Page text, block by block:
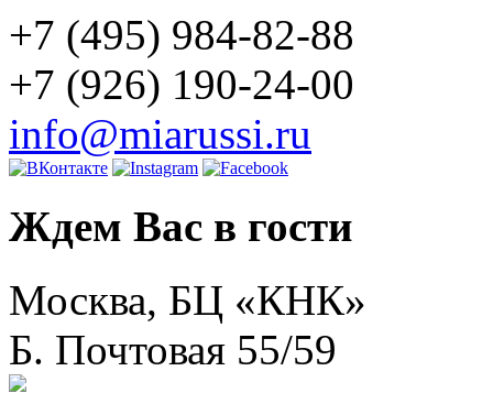
+7 (495) 984-82-88
+7 (926) 190-24-00
info@miarussi.ru
Ждем Вас в гости
Москва, БЦ «КНК»
Б. Почтовая 55/59